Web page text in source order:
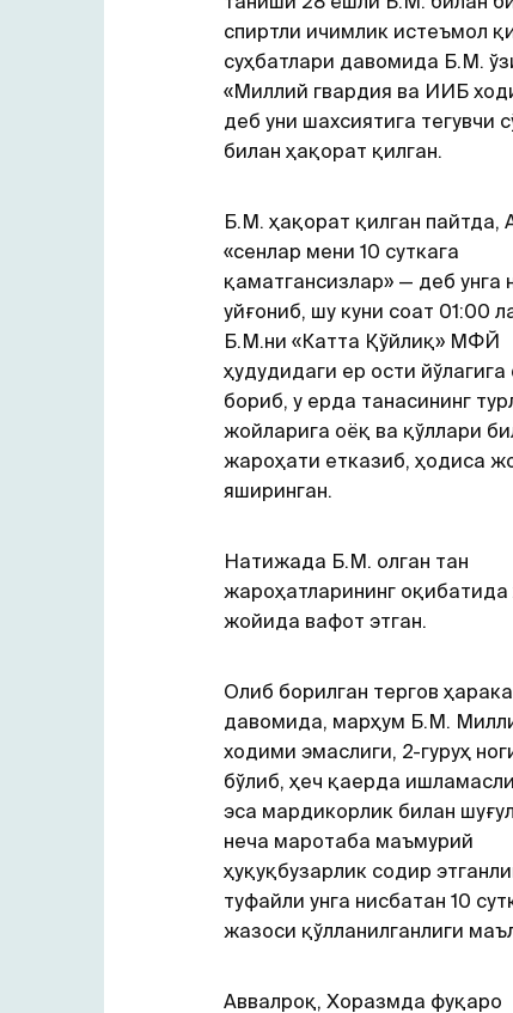
спиртли ичимлик истеъмол
суҳбатлари давомида Б.М.
«Миллий гвардия ва ИИБ
деб уни шахсиятига тегувчи
билан ҳақорат қилган.
Б.М. ҳақорат қилган пайтда,
«сенлар мени 10 суткага
қаматгансизлар» — деб унга
уйғониб, шу куни соат 01:00
Б.М.ни «Катта Қўйлиқ» МФЙ
ҳудудидаги ер ости йўлагига
бориб, у ерда танасининг
жойларига оёқ ва қўллари
жароҳати етказиб, ҳодиса
яширинган.
Натижада Б.М. олган тан
жароҳатларининг оқибатида
жойида вафот этган.
Олиб борилган тергов
давомида, марҳум Б.М.
ходими эмаслиги, 2-гуруҳ
бўлиб, ҳеч қаерда
эса мардикорлик билан
неча маротаба маъмурий
ҳуқуқбузарлик содир
туфайли унга нисбатан 10
жазоси қўлланилганлиги
Аввалроқ, Хоразмда фуқаро